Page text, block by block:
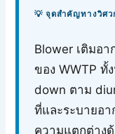
💡 จุดสำคัญทางวิศว
Blower เติมอ
ของ WWTP ทั้
down ตาม
ที่และระบายอ
ความแตกต่าง